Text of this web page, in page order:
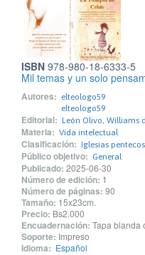
ISBN 978-980-18-6333-5
Mil temas y un solo
Autores: elteologo59
elteologo59
Editorial: León Olivo, Williams
Materia: Vida intelectual
Clasificación: Iglesias
Público objetivo: General
Publicado: 2025-06-30
Número de edición: 1
Número de páginas: 90
Tamaño: 15x23cm.
Precio: Bs2.000
Encuadernación: Tapa blanda
Soporte: Impreso
Idioma: Español